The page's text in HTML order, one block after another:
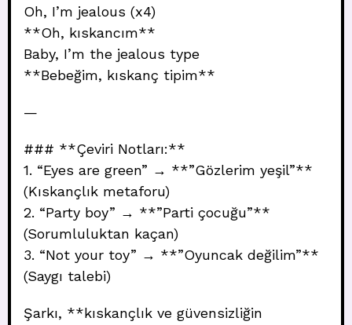
Oh, I’m jealous (x4)
**Oh, kıskancım**
Baby, I’m the jealous type
**Bebeğim, kıskanç tipim**
—
### **Çeviri Notları:**
1. “Eyes are green” → **”Gözlerim yeşil”**
(Kıskançlık metaforu)
2. “Party boy” → **”Parti çocuğu”**
(Sorumluluktan kaçan)
3. “Not your toy” → **”Oyuncak değilim”**
(Saygı talebi)
Şarkı, **kıskançlık ve güvensizliğin